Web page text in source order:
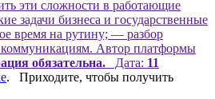
эти сложности в работающие
задачи бизнеса и государственные
время на рутину; — разбор
коммуникациям. Автор платформы
обязательна. Дата: 11
. Приходите, чтобы получить